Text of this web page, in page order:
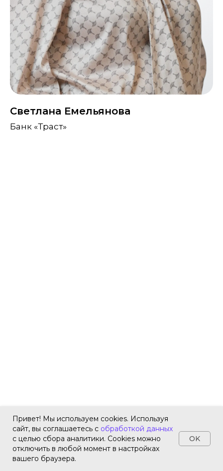
Светлана Емельянова
Банк «Траст»
Привет! Мы используем cookies. Используя
сайт, вы соглашаетесь с обработкой данных
с целью сбора аналитики. Cookies можно
отключить в любой момент в настройках
вашего браузера.
OK